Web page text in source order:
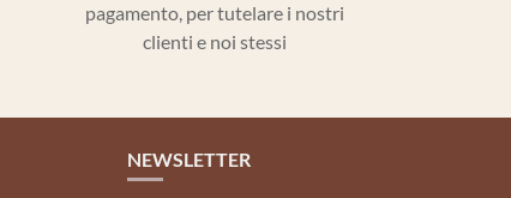
pagamento, per tutelare i nostri
clienti e noi stessi
NEWSLETTER